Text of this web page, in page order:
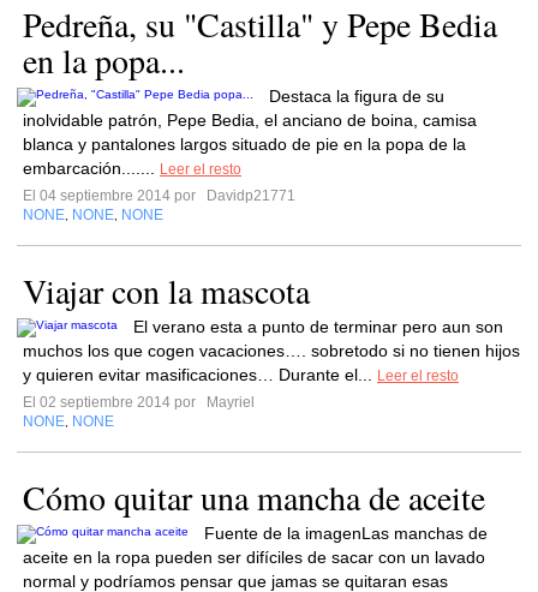
Pedreña, su "Castilla" y Pepe Bedia
en la popa...
Destaca la figura de su
inolvidable patrón, Pepe Bedia, el anciano de boina, camisa
blanca y pantalones largos situado de pie en la popa de la
embarcación.......
Leer el resto
El 04 septiembre 2014 por
Davidp21771
NONE NONE NONE
Viajar con la mascota
El verano esta a punto de terminar pero aun son
muchos los que cogen vacaciones…. sobretodo si no tienen hijos
y quieren evitar masificaciones… Durante el...
Leer el resto
El 02 septiembre 2014 por
Mayriel
NONE NONE
Cómo quitar una mancha de aceite
Fuente de la imagenLas manchas de
aceite en la ropa pueden ser difíciles de sacar con un lavado
normal y podríamos pensar que jamas se quitaran esas